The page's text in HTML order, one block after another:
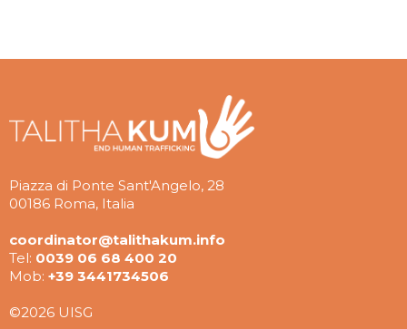
Piazza di Ponte Sant'Angelo, 28
00186 Roma, Italia
coordinator@talithakum.info
Tel: 0039 06 68 400 20
Mob: +39 3441734506
©2026 UISG